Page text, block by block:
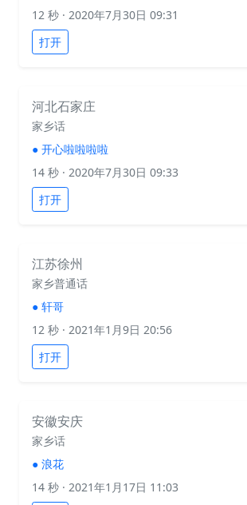
12 秒 · 2020年7月30日 09:31
打开
河北石家庄
家乡话
● 开心啦啦啦啦
14 秒 · 2020年7月30日 09:33
打开
江苏徐州
家乡普通话
● 轩哥
12 秒 · 2021年1月9日 20:56
打开
安徽安庆
家乡话
● 浪花
14 秒 · 2021年1月17日 11:03